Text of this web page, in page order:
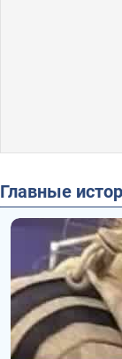
Главные